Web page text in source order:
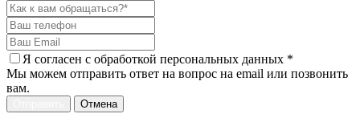
Я согласен c обработкой персональных данных *
Мы можем отправить ответ на вопрос на email или позвонить
вам.
Отмена